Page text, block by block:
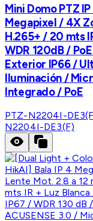
Mini Domo PTZ IP
Megapixel / 4X
H.265+ / 20 mts
WDR 120dB /
Exterior IP66 /
Iluminación /
Integrado / PoE
PTZ-N2204I-
N2204I-DE3(F)